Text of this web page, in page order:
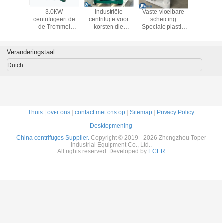
3.0KW
centrifugeert de
de Trommel
motoraandrijving
voor Filtratie &
Industriële
centrifuge voor
korsten die
andere vaste
meerdere
Vaste-vloeibare
scheiding
Speciale plastic
Industriële
voor
Veranderingstaal
Dutch
Thuis | over ons | contact met ons op | Sitemap | Privacy Policy
Desktopmening
China centrifuges Supplier. Copyright © 2019 - 2026 Zhengzhou Toper
Industrial Equipment Co., Ltd..
All rights reserved. Developed by ECER